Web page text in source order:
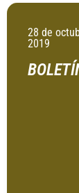
28 de
2019